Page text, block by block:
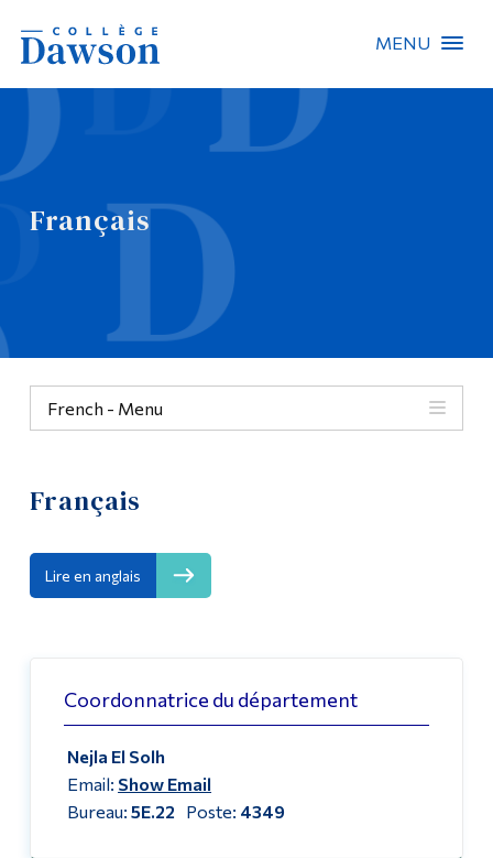
MENU
Français
French - Menu
Liste des enseignant·es et du personnel
Liste de cours
Prix Littéraire des Collégiens 2022-2023
Français
Lire en anglais
Coordonnatrice du département
Nejla El Solh
Email: Show Email
Bureau: 5E.22 Poste: 4349
Recherche sur le site
Recherche de personnes
Omnivox
Formation continue